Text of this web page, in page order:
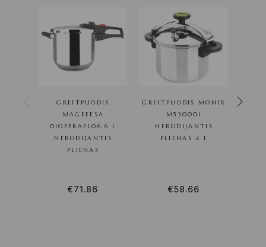
GREITPUODIS
MAGEFESA
01OPPRAPL06 6 L
NERŪDIJANTIS
PLIENAS
€71.86
GREITPUODIS MONIX
M530001
NERŪDIJANTIS
PLIENAS 4 L
€58.66